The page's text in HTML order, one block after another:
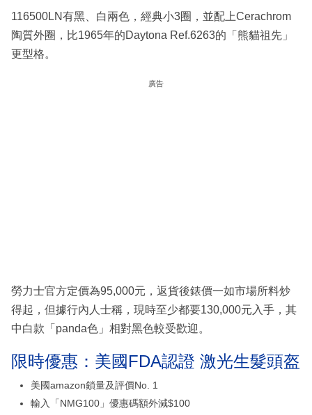
116500LN有黑、白兩色，經典小3圈，並配上Cerachrom
陶質外圈，比1965年的Daytona Ref.6263的「熊貓祖先」
更型格。
廣告
勞力士官方定價為95,000元，返貨後錶價一如市場所料炒
得起，但據行內人士稱，現時至少都要130,000元入手，其
中白款「panda色」相對黑色較受歡迎。
限時優惠：美國FDA認證 激光生髮頭盔
美國amazon鎖量及評價No. 1
輸入「NMG100」優惠碼額外減$100